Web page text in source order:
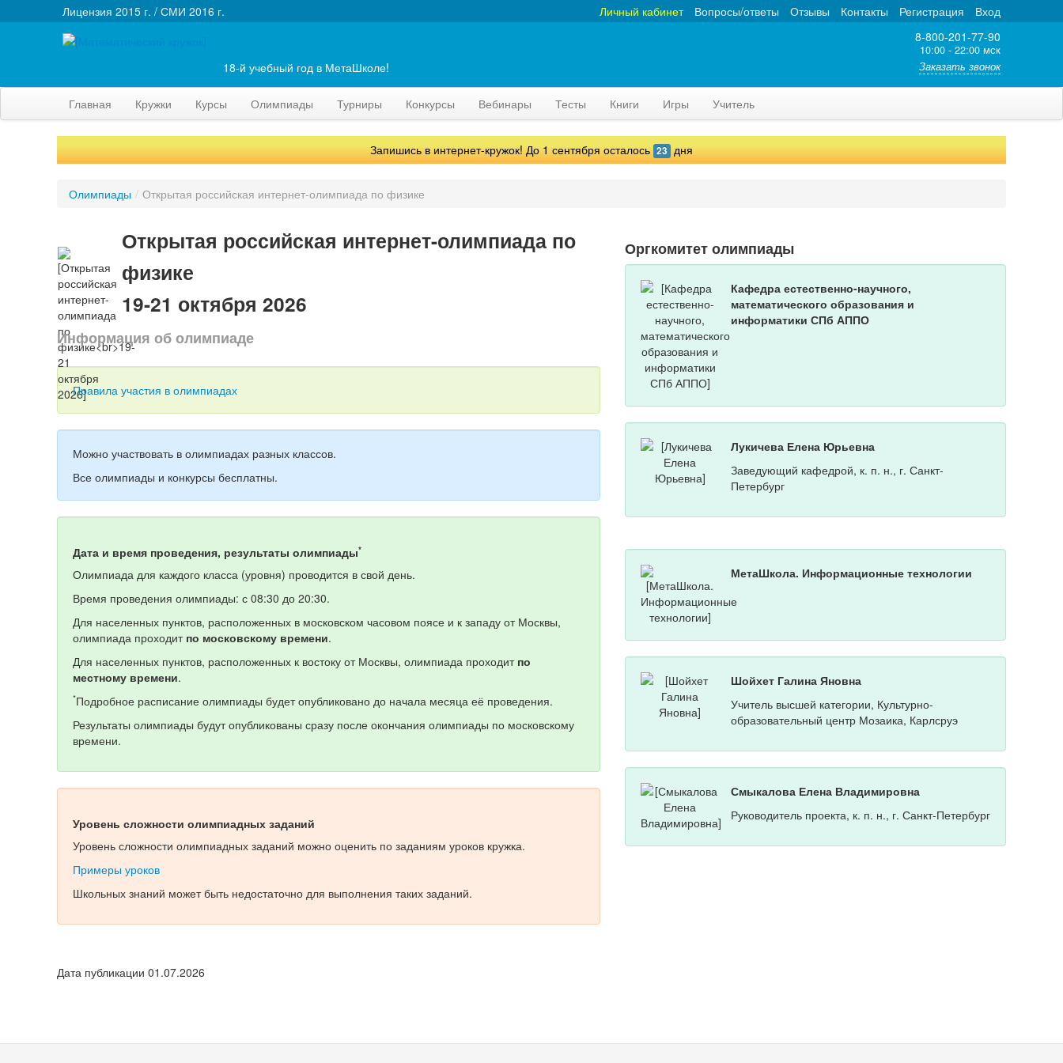
Лицензия 2015 г. / СМИ 2016 г. Вход
Регистрация
Контакты
Отзывы
Вопросы/ответы
Личный кабинет
8-800-201-77-90
10:00 - 22:00 мск
Заказать звонок
18-й учебный год в МетаШколе!
Главная Кружки Курсы Олимпиады Турниры Конкурсы Вебинары Тесты Книги Игры Учитель
Запишись в интернет-кружок! До 1 сентября осталось 23 дня
Олимпиады / Открытая российская интернет-олимпиада по физике
Открытая российская интернет-олимпиада по
физике
19-21 октября 2026
Информация об олимпиаде
Правила участия в олимпиадах
Можно участвовать в олимпиадах разных классов.
Все олимпиады и конкурсы бесплатны.
Дата и время проведения, результаты олимпиады*
Олимпиада для каждого класса (уровня) проводится в свой день.
Время проведения олимпиады: с 08:30 до 20:30.
Для населенных пунктов, расположенных в московском часовом поясе и к западу от Москвы,
олимпиада проходит по московскому времени.
Для населенных пунктов, расположенных к востоку от Москвы, олимпиада проходит по
местному времени.
*Подробное расписание олимпиады будет опубликовано до начала месяца её проведения.
Результаты олимпиады будут опубликованы сразу после окончания олимпиады по московскому
времени.
Уровень сложности олимпиадных заданий
Уровень сложности олимпиадных заданий можно оценить по заданиям уроков кружка.
Примеры уроков
Школьных знаний может быть недостаточно для выполнения таких заданий.
Оргкомитет олимпиады
Кафедра естественно-научного,
математического образования и
информатики СПб АППО
Лукичева Елена Юрьевна
Заведующий кафедрой, к. п. н., г. Санкт-
Петербург
МетаШкола. Информационные технологии
Шойхет Галина Яновна
Учитель высшей категории, Культурно-
образовательный центр Мозаика, Карлсруэ
Смыкалова Елена Владимировна
Руководитель проекта, к. п. н., г. Санкт-Петербург
Дата публикации 01.07.2026